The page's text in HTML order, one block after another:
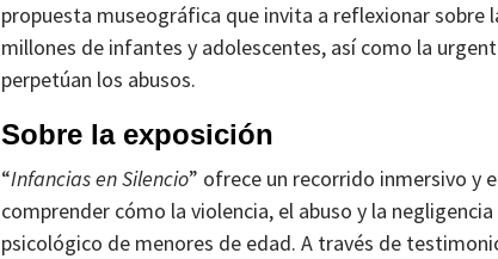
propuesta museográfica que invita a reflexionar sobre
millones de infantes y adolescentes, así como la
perpetúan los abusos.
Sobre la exposición
“Infancias en Silencio” ofrece un recorrido inmersivo y
comprender cómo la violencia, el abuso y la
psicológico de menores de edad. A través de